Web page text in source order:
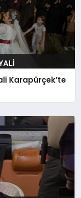
Karapürçek’te